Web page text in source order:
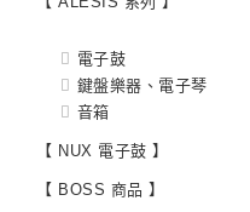
電子鼓
鍵盤樂器、電子琴
音箱
【 NUX 電子鼓 】
【 BOSS 商品 】